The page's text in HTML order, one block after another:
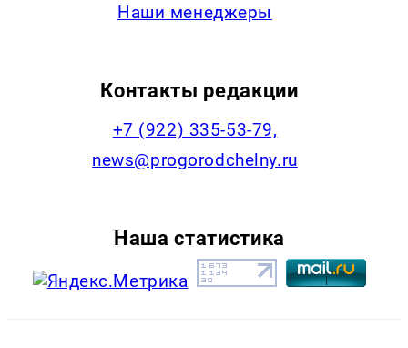
Наши менеджеры
Контакты редакции
+7 (922) 335-53-79,
news@progorodchelny.ru
Наша статистика